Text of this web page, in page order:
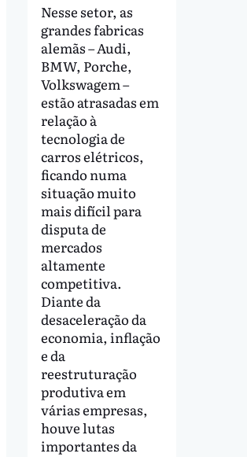
Nesse setor, as
grandes fabricas
alemãs – Audi,
BMW, Porche,
Volkswagem –
estão atrasadas em
relação à
tecnologia de
carros elétricos,
ficando numa
situação muito
mais difícil para
disputa de
mercados
altamente
competitiva.
Diante da
desaceleração da
economia, inflação
e da
reestruturação
produtiva em
várias empresas,
houve lutas
importantes da